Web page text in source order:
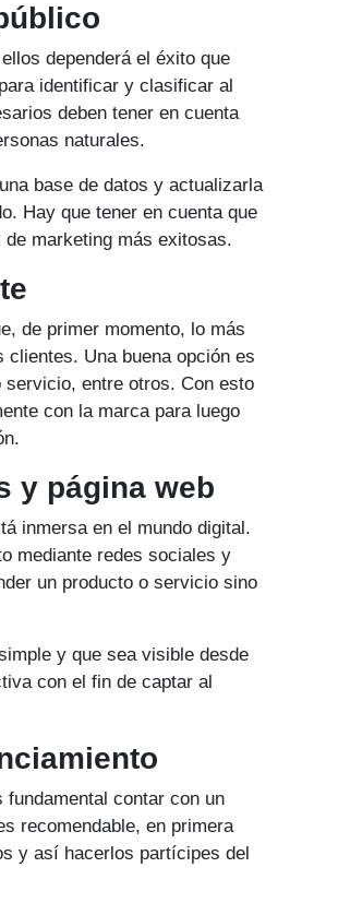
dependerá el éxito que
identificar y clasificar al
deben tener en cuenta
naturales.
base de datos y actualizarla
Hay que tener en cuenta que
marketing más exitosas.
de primer momento, lo más
Una buena opción es
entre otros. Con esto
con la marca para luego
y página web
inmersa en el mundo digital.
mediante redes sociales y
un producto o servicio sino
y que sea visible desde
con el fin de captar al
contar con un
recomendable, en primera
y así hacerlos partícipes del